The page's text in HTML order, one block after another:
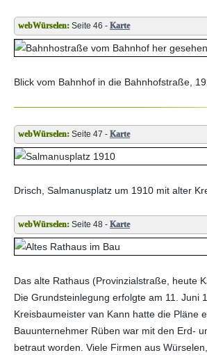
Seite 46 - Karte
Blick vom Bahnhof in die Bahnhofstraße,
Seite 47 - Karte
Drisch, Salmanusplatz um 1910 mit alter
Seite 48 - Karte
Das alte Rathaus (Provinzialstraße, heute
Die Grundsteinlegung erfolgte am 11. Juni
Kreisbaumeister van Kann hatte die Pläne
Bauunternehmer Rüben war mit den Erd-
betraut worden. Viele Firmen aus